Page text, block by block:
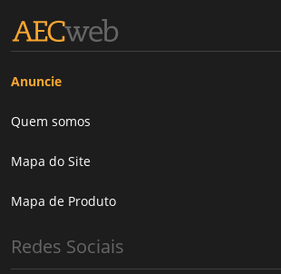
Anuncie
Quem somos
Mapa do Site
Mapa de Produto
Redes Sociais